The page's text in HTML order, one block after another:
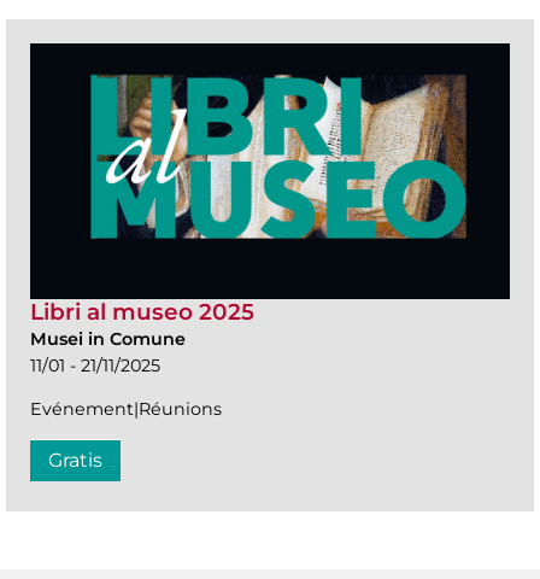
Libri al museo 2025
Musei in Comune
11/01 - 21/11/2025
Evénement|Réunions
Gratis